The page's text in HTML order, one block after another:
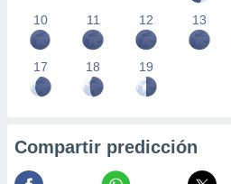
10 11 12 13
17 18 19
Compartir predicción